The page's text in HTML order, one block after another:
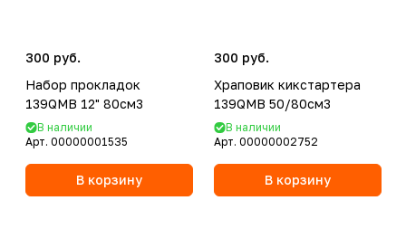
300 руб.
Набор прокладок
139QMB 12" 80см3
В наличии
Арт. 00000001535
В корзину
300 руб.
Храповик кикстартера
139QMB 50/80см3
В наличии
Арт. 00000002752
В корзину